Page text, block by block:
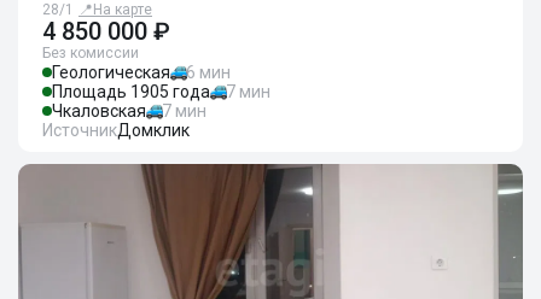
28/1
📍 На карте
4 850 000 ₽
Без комиссии
Геологическая
6 мин
Площадь 1905 года
7 мин
Чкаловская
7 мин
ИсточникДомклик